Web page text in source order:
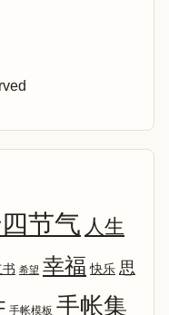
节气 人生
希望 幸福 快乐 思
手帐模板 手帐集